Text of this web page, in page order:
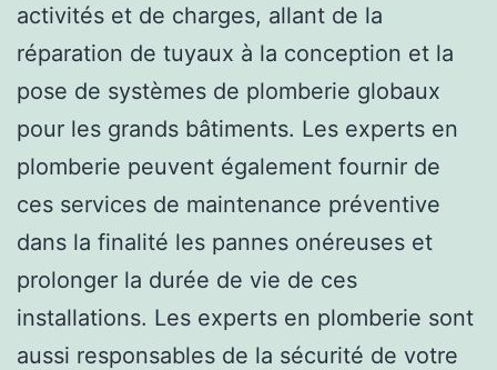
activités et de charges, allant de la
réparation de tuyaux à la conception et la
pose de systèmes de plomberie globaux
pour les grands bâtiments. Les experts en
plomberie peuvent également fournir de
ces services de maintenance préventive
dans la finalité les pannes onéreuses et
prolonger la durée de vie de ces
installations. Les experts en plomberie sont
aussi responsables de la sécurité de votre